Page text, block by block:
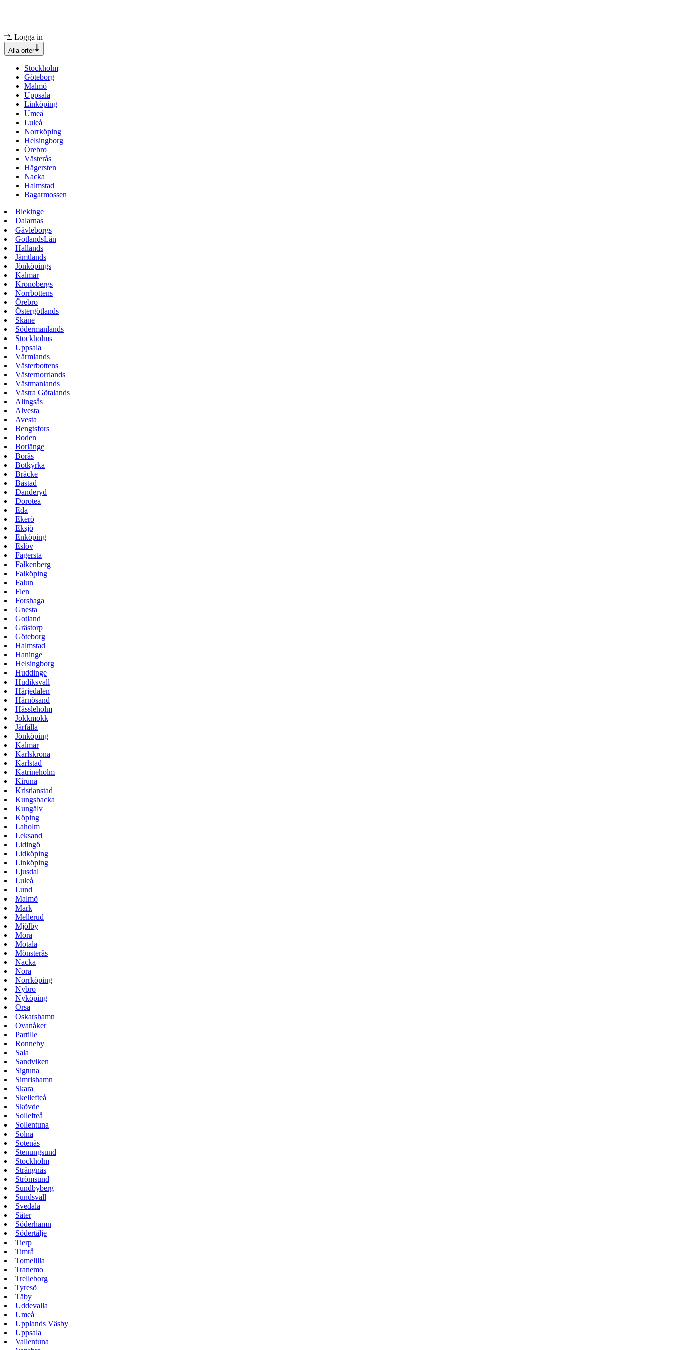
Logga in
Alla orter
Stockholm
Göteborg
Malmö
Uppsala
Linköping
Umeå
Luleå
Norrköping
Helsingborg
Örebro
Västerås
Hägersten
Nacka
Halmstad
Bagarmossen
Blekinge
Dalarnas
Gävleborgs
GotlandsLän
Hallands
Jämtlands
Jönköpings
Kalmar
Kronobergs
Norrbottens
Örebro
Östergötlands
Skåne
Södermanlands
Stockholms
Uppsala
Värmlands
Västerbottens
Västernorrlands
Västmanlands
Västra Götalands
Alingsås
Alvesta
Avesta
Bengtsfors
Boden
Borlänge
Borås
Botkyrka
Bräcke
Båstad
Danderyd
Dorotea
Eda
Ekerö
Eksjö
Enköping
Eslöv
Fagersta
Falkenberg
Falköping
Falun
Flen
Forshaga
Gnesta
Gotland
Grästorp
Göteborg
Halmstad
Haninge
Helsingborg
Huddinge
Hudiksvall
Härjedalen
Härnösand
Hässleholm
Jokkmokk
Järfälla
Jönköping
Kalmar
Karlskrona
Karlstad
Katrineholm
Kiruna
Kristianstad
Kungsbacka
Kungälv
Köping
Laholm
Leksand
Lidingö
Lidköping
Linköping
Ljusdal
Luleå
Lund
Malmö
Mark
Mellerud
Mjölby
Mora
Motala
Mönsterås
Nacka
Nora
Norrköping
Nybro
Nyköping
Orsa
Oskarshamn
Ovanåker
Partille
Ronneby
Sala
Sandviken
Sigtuna
Simrishamn
Skara
Skellefteå
Skövde
Sollefteå
Sollentuna
Solna
Sotenäs
Stenungsund
Stockholm
Strängnäs
Strömsund
Sundbyberg
Sundsvall
Svedala
Säter
Söderhamn
Södertälje
Tierp
Timrå
Tomelilla
Tranemo
Trelleborg
Tyresö
Täby
Uddevalla
Umeå
Upplands Väsby
Uppsala
Vallentuna